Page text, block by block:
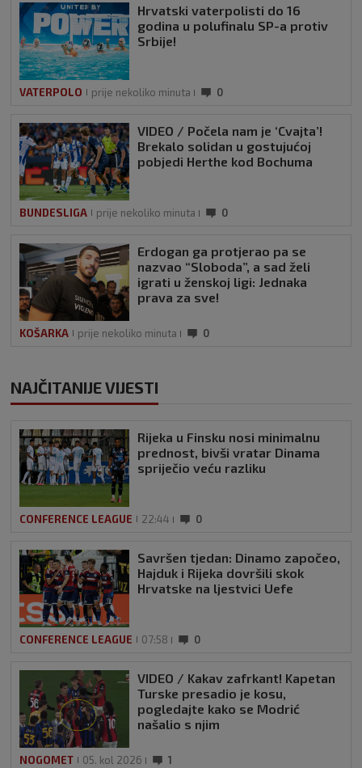
Hrvatski vaterpolisti do 16
godina u polufinalu SP-a protiv
Srbije!
VATERPOLO prije nekoliko minuta 0
VIDEO / Počela nam je ‘Cvajta’!
Brekalo solidan u gostujućoj
pobjedi Herthe kod Bochuma
BUNDESLIGA prije nekoliko minuta 0
Erdogan ga protjerao pa se
nazvao “Sloboda”, a sad želi
igrati u ženskoj ligi: Jednaka
prava za sve!
KOŠARKA prije nekoliko minuta 0
NAJČITANIJE VIJESTI
Rijeka u Finsku nosi minimalnu
prednost, bivši vratar Dinama
spriječio veću razliku
CONFERENCE LEAGUE 22:44 0
Savršen tjedan: Dinamo započeo,
Hajduk i Rijeka dovršili skok
Hrvatske na ljestvici Uefe
CONFERENCE LEAGUE 07:58 0
VIDEO / Kakav zafrkant! Kapetan
Turske presadio je kosu,
pogledajte kako se Modrić
našalio s njim
NOGOMET 05. kol 2026 1